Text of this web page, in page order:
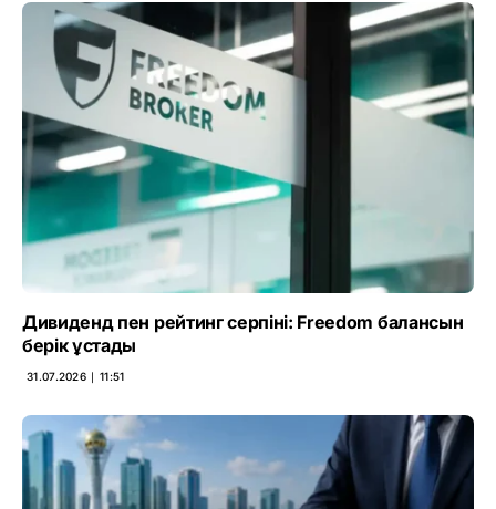
Дивиденд пен рейтинг серпіні: Freedom балансын
берік ұстады
31.07.2026 ∣ 11:51